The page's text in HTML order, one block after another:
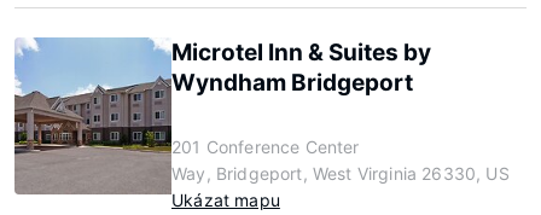
Microtel Inn & Suites by
Wyndham Bridgeport
201 Conference Center
Way, Bridgeport, West Virginia 26330, US
Ukázat mapu